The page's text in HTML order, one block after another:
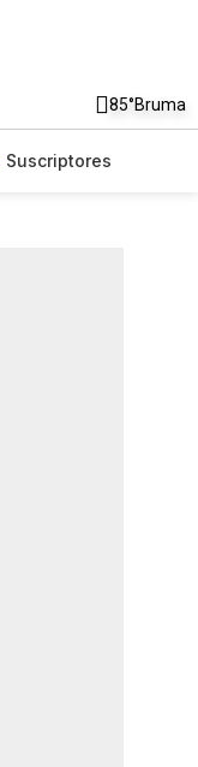
85°Bruma
Suscriptores